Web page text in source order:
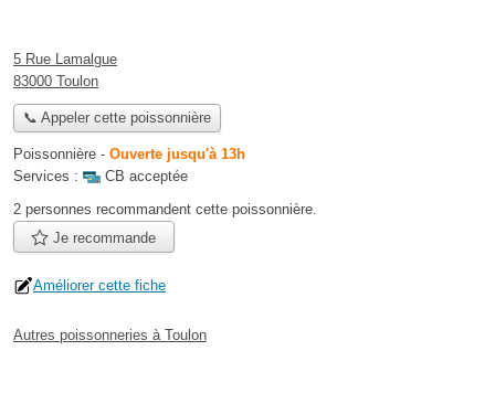
5 Rue Lamalgue
83000 Toulon
📞 Appeler cette poissonnière
Poissonnière - Ouverte jusqu'à 13h
Services :
CB acceptée
2 personnes recommandent cette poissonnière.
Je recommande
Améliorer cette fiche
Autres poissonneries à Toulon